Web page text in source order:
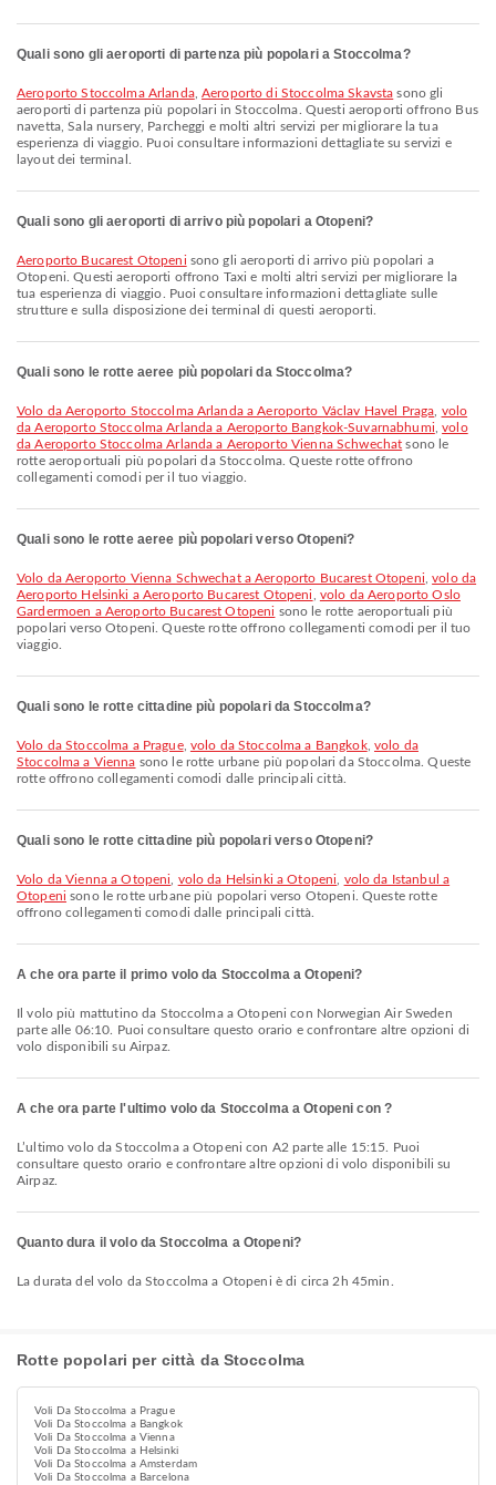
Quali sono gli aeroporti di partenza più popolari a Stoccolma?
Aeroporto Stoccolma Arlanda,Aeroporto di Stoccolma Skavsta sono gli
aeroporti di partenza più popolari in Stoccolma. Questi aeroporti offrono Bus
navetta, Sala nursery, Parcheggi e molti altri servizi per migliorare la tua
esperienza di viaggio. Puoi consultare informazioni dettagliate su servizi e
layout dei terminal.
Quali sono gli aeroporti di arrivo più popolari a Otopeni?
Aeroporto Bucarest Otopeni sono gli aeroporti di arrivo più popolari a
Otopeni. Questi aeroporti offrono Taxi e molti altri servizi per migliorare la
tua esperienza di viaggio. Puoi consultare informazioni dettagliate sulle
strutture e sulla disposizione dei terminal di questi aeroporti.
Quali sono le rotte aeree più popolari da Stoccolma?
volo da Aeroporto Stoccolma Arlanda a Aeroporto Václav Havel Praga volo
da Aeroporto Stoccolma Arlanda a Aeroporto Bangkok-Suvarnabhumi ,volo
da Aeroporto Stoccolma Arlanda a Aeroporto Vienna Schwechat sono le
rotte aeroportuali più popolari da Stoccolma. Queste rotte offrono
collegamenti comodi per il tuo viaggio.
Quali sono le rotte aeree più popolari verso Otopeni?
volo da Aeroporto Vienna Schwechat a Aeroporto Bucarest Otopeni ,volo da
Aeroporto Helsinki a Aeroporto Bucarest Otopeni
volo da Aeroporto Oslo
Gardermoen a Aeroporto Bucarest Otopeni sono le rotte aeroportuali più
popolari verso Otopeni. Queste rotte offrono collegamenti comodi per il tuo
viaggio.
Quali sono le rotte cittadine più popolari da Stoccolma?
volo da Stoccolma a Prague, volo da Stoccolma a Bangkok, volo da
Stoccolma a Vienna sono le rotte urbane più popolari da Stoccolma. Queste
rotte offrono collegamenti comodi dalle principali città.
Quali sono le rotte cittadine più popolari verso Otopeni?
volo da Vienna a Otopeni volo da Helsinki a Otopeni
volo da Istanbul a
Otopeni sono le rotte urbane più popolari verso Otopeni. Queste rotte
offrono collegamenti comodi dalle principali città.
A che ora parte il primo volo da Stoccolma a Otopeni?
Il volo più mattutino da Stoccolma a Otopeni con Norwegian Air Sweden
parte alle 06:10. Puoi consultare questo orario e confrontare altre opzioni di
volo disponibili su Airpaz.
A che ora parte l'ultimo volo da Stoccolma a Otopeni con ?
L’ultimo volo da Stoccolma a Otopeni con A2 parte alle 15:15. Puoi
consultare questo orario e confrontare altre opzioni di volo disponibili su
Airpaz.
Quanto dura il volo da Stoccolma a Otopeni?
La durata del volo da Stoccolma a Otopeni è di circa 2h 45min.
Rotte popolari per città da Stoccolma
Voli Da Stoccolma a Prague
Voli Da Stoccolma a Bangkok
Voli Da Stoccolma a Vienna
Voli Da Stoccolma a Helsinki
Voli Da Stoccolma a Amsterdam
Voli Da Stoccolma a Barcelona